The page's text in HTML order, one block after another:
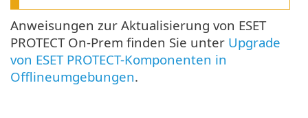
Anweisungen zur Aktualisierung von ESET
PROTECT On-Prem finden Sie unter Upgrade
von ESET PROTECT-Komponenten in
Offlineumgebungen.